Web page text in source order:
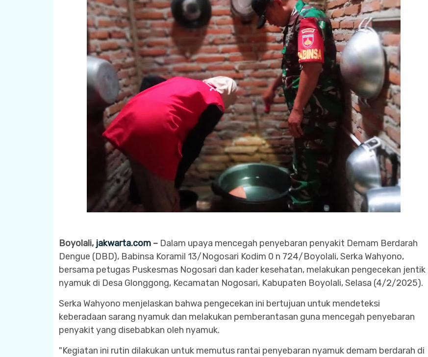
Boyolali, jakwarta.com– Dalam upaya mencegah penyebaran penyakit Demam Berdarah
Dengue (DBD), Babinsa Koramil 13/Nogosari Kodim 0 n 724/Boyolali, Serka Wahyono,
bersama petugas Puskesmas Nogosari dan kader kesehatan, melakukan pengecekan jentik
nyamuk di Desa Glonggong, Kecamatan Nogosari, Kabupaten Boyolali, Selasa (4/2/2025).
Serka Wahyono menjelaskan bahwa pengecekan ini bertujuan untuk mendeteksi
keberadaan sarang nyamuk dan melakukan pemberantasan guna mencegah penyebaran
penyakit yang disebabkan oleh nyamuk.
"Kegiatan ini rutin dilakukan untuk memutus rantai penyebaran nyamuk demam berdarah di